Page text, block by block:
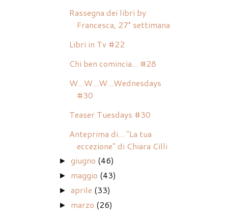
Rassegna dei libri by
Francesca, 27° settimana
Libri in Tv #22
Chi ben comincia... #28
W...W...W...Wednesdays
#30
Teaser Tuesdays #30
Anteprima di... "La tua
eccezione" di Chiara Cilli
►giugno (46)
► maggio (43)
►aprile (33)
► marzo (26)